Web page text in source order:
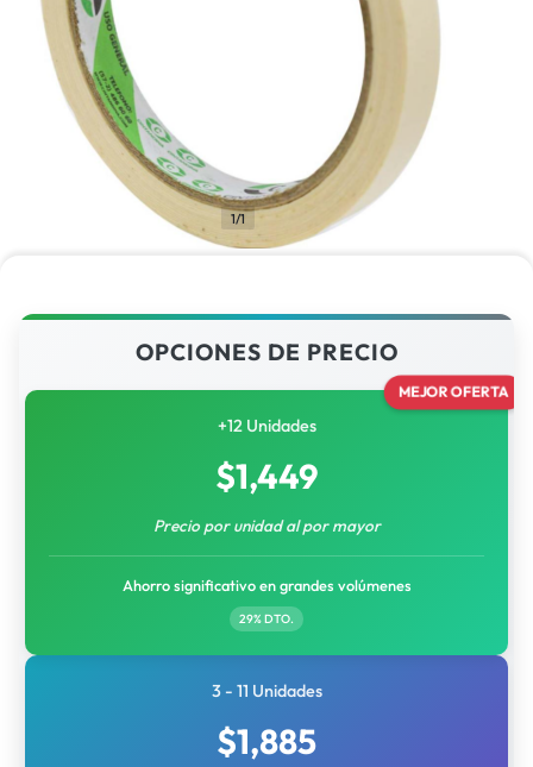
1/1
OPCIONES DE PRECIO
MEJOR OFERTA
+12 Unidades
$1,449
Precio por unidad al por mayor
Ahorro significativo en grandes volúmenes
29% DTO.
3 - 11 Unidades
$1,885